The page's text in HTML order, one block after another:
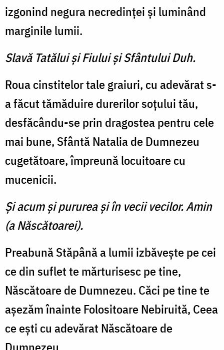
izgonind negura necredinţei şi luminând
marginile lumii.
Slavă Tatălui şi Fiului şi Sfântului Duh.
Roua cinstitelor tale graiuri, cu adevărat s-
a făcut tămăduire durerilor soţului tău,
desfăcându-se prin dragostea pentru cele
mai bune, Sfântă Natalia de Dumnezeu
cugetătoare, împreună locuitoare cu
mucenicii.
Şi acum şi pururea şi în vecii vecilor. Amin
(a Născătoarei).
Preabună Stăpână a lumii izbăveşte pe cei
ce din suflet te mărturisesc pe tine,
Născătoare de Dumnezeu. Căci pe tine te
aşezăm înainte Folositoare Nebiruită, Ceea
ce eşti cu adevărat Născătoare de